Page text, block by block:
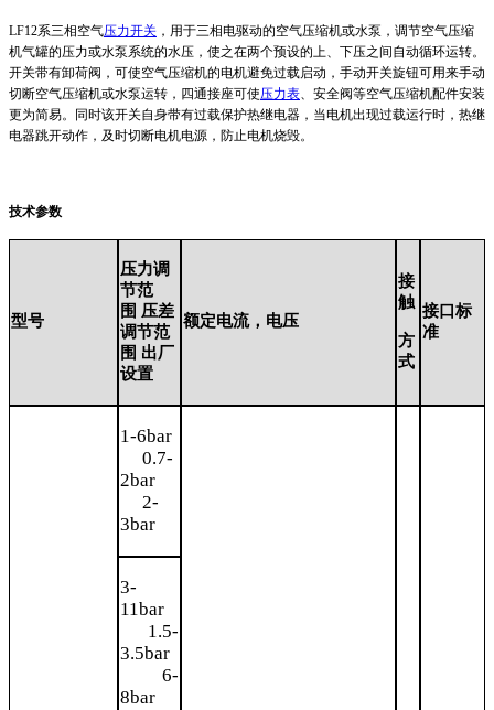
LF12系三相空气压力开关 ，用于三相电驱动的空气压缩机或水泵，调节空气压缩
机气罐的压力或水泵系统的水压，使之在两个预设的上、下压之间自动循环运转。
开关带有卸荷阀，可使空气压缩机的电机避免过载启动，手动开关旋钮可用来手动
切断空气压缩机或水泵运转，四通接座可使压力表、安全阀等空气压缩机配件安装
更为简易。同时该开关自身带有过载保护热继电器，当电机出现过载运行时，热继
电器跳开动作，及时切断电机电源，防止电机烧毁。
技术参数
型号
压力调
节范
围 压差
调节范
围 出厂
设置
额定电流，电压
接
触
方
式
接口标
准
1-6bar
0.7-
2bar
2-
3bar
3-
11bar
1.5-
3.5bar
6-
8bar